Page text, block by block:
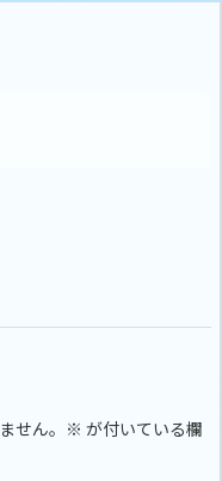
せん。 ※ が付いている欄